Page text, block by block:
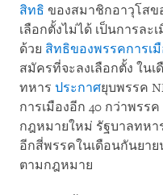
สิทธิ ของสมาชิกอาวุโสข
เลือกตั้งไม่ได้ เป็นการละ
ด้วย สิทธิของพรรคการเมื
สมัครที่จะลงเลือกตั้ง ใน
ทหาร ประกาศยุบพรรค
การเมืองอีก 40 กว่าพรร
กฎหมายใหม่ รัฐบาลทหา
อีกสี่พรรคในเดือนกันยา
ตามกฎหมาย